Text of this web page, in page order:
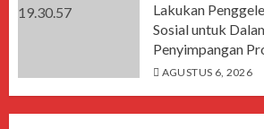
Lakukan
Sosial untuk
Penyimpangan
AGUSTUS 6, 2026